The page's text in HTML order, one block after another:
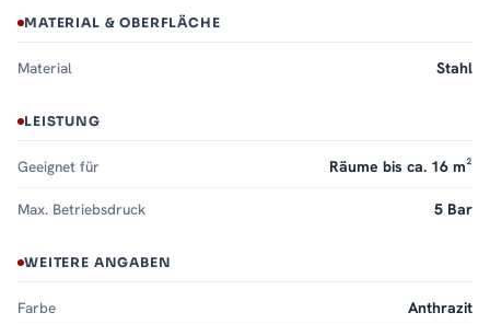
MATERIAL & OBERFLÄCHE
Material Stahl
LEISTUNG
Geeignet für Räume bis ca. 16 m²
Max. Betriebsdruck 5 Bar
WEITERE ANGABEN
Farbe Anthrazit